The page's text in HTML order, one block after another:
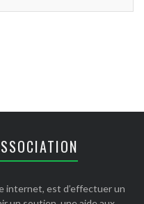
internet, est d’effectuer un